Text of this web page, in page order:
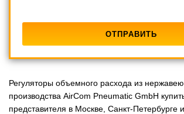
Регуляторы объемного расхода из
производства AirCom Pneumatic GmbH
представителя в Москве, Санкт-Петербурге